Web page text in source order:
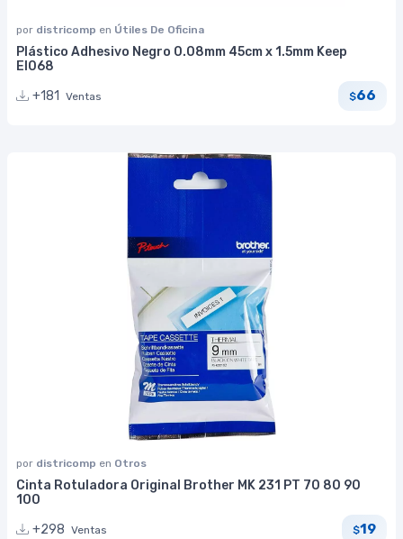
por districomp en Útiles De Oficina
Plástico Adhesivo Negro 0.08mm 45cm x 1.5mm Keep
EI068
+181
Ventas $66
por districomp en Otros
Cinta Rotuladora Original Brother MK 231 PT 70 80 90
100
+298 Ventas $19